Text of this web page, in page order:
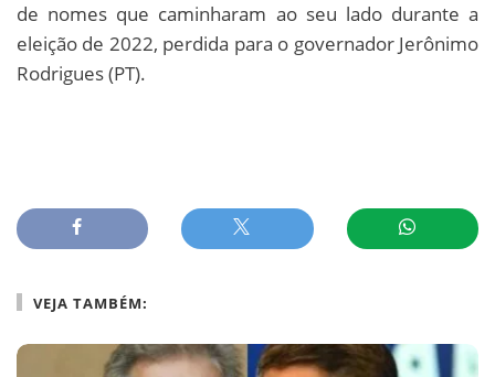
de nomes que caminharam ao seu lado durante a
eleição de 2022, perdida para o governador Jerônimo
Rodrigues (PT).
VEJA TAMBÉM: